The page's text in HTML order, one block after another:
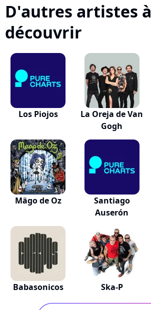
D'autres artistes à
découvrir
Los Piojos
La Oreja de Van
Gogh
Mägo de Oz
Santiago
Auserón
Babasonicos Ska-P